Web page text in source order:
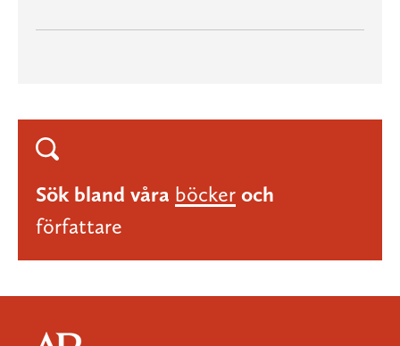
Sök bland våra böcker och
författare